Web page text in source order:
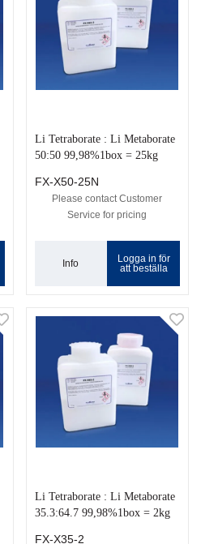
Li Tetraborate : Li Metaborate
50:50 99,98%1box = 25kg
FX-X50-25N
Please contact Customer
Service for pricing
Info
Logga in för
att beställa
Li Tetraborate : Li Metaborate
35.3:64.7 99,98%1box = 2kg
FX-X35-2